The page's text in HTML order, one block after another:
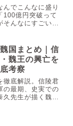
んでこんなに盛り
100億円突破って
そんなにすごい
億円を最速で達
例の上映スケジュ
、さらには舞台と
聖地巡礼スポッ
くまとめていま
国まとめ｜信
魏王の興亡を
考察
徹底解説。信陵君
の最期、史実での
久先生が描く魏の